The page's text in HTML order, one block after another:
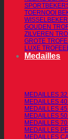
TOERNOOI
GOUDEN
ZILVEREN
GROTE
LUXE
Medailles
MEDAILLES 32
MEDAILLES 40
MEDAILLES 45
MEDAILLES 50
MEDAILLES 70
MEDAILLES
MEDAILLES